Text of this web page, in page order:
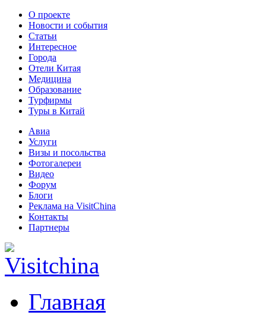
О проекте
Новости и события
Статьи
Интересное
Города
Отели Китая
Медицина
Образование
Турфирмы
Туры в Китай
Авиа
Услуги
Визы и посольства
Фотогалереи
Видео
Форум
Блоги
Реклама на VisitChina
Контакты
Партнеры
Главная